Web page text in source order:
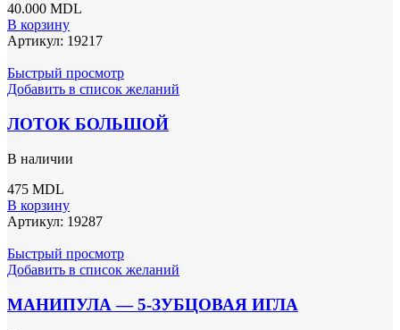
40.000 MDL
В корзину
Артикул: 19217
Быстрый просмотр
Добавить в список желаний
ЛОТОК БОЛЬШОЙ
В наличии
475 MDL
В корзину
Артикул: 19287
Быстрый просмотр
Добавить в список желаний
МАНИПУЛА — 5-ЗУБЦОВАЯ ИГЛА